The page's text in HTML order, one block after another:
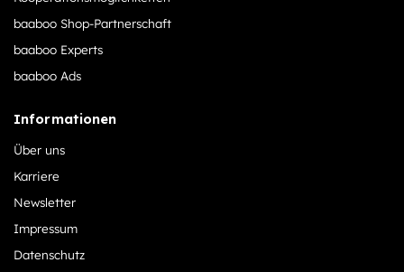
baaboo Shop-Partnerschaft
baaboo Experts
baaboo Ads
Informationen
Über uns
Karriere
Newsletter
Impressum
Datenschutz